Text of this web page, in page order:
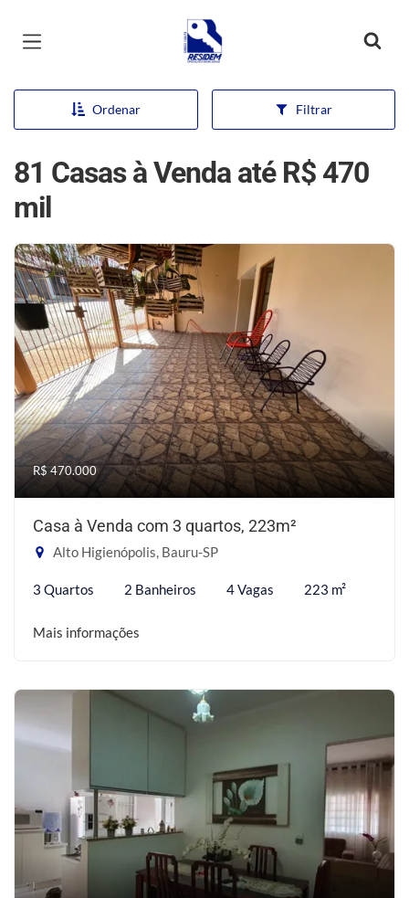
Página inicial
Ordenar Filtrar
81 Casas à Venda até R$ 470
mil
R$ 470.000
Casa à Venda com 3 quartos, 223m²
Alto Higienópolis, Bauru-SP
3 Quartos 2 Banheiros 4 Vagas 223 m²
Mais informações